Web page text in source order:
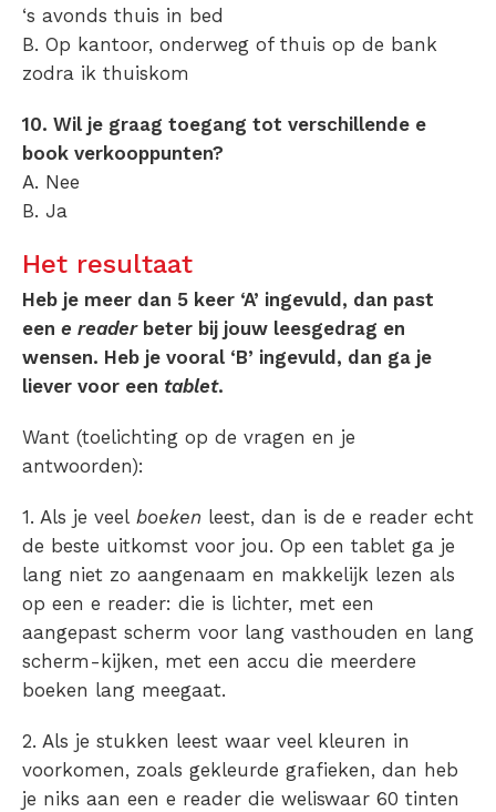
‘s avonds thuis in bed
B. Op kantoor, onderweg of thuis op de bank
zodra ik thuiskom
10. Wil je graag toegang tot verschillende e
book verkooppunten?
A. Nee
B. Ja
Het resultaat
Heb je meer dan 5 keer ‘A’ ingevuld, dan past
een e readerbeter bij jouw leesgedrag en
wensen. Heb je vooral ‘B’ ingevuld, dan ga je
liever voor een tablet.
Want (toelichting op de vragen en je
antwoorden):
1. Als je veel boeken leest, dan is de e reader echt
de beste uitkomst voor jou. Op een tablet ga je
lang niet zo aangenaam en makkelijk lezen als
op een e reader: die is lichter, met een
aangepast scherm voor lang vasthouden en lang
scherm-kijken, met een accu die meerdere
boeken lang meegaat.
2. Als je stukken leest waar veel kleuren in
voorkomen, zoals gekleurde grafieken, dan heb
je niks aan een e reader die weliswaar 60 tinten